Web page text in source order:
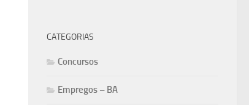
CATEGORIAS
Concursos
Empregos – BA